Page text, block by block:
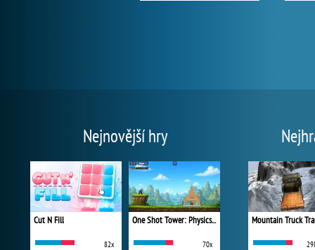
Nejnovější hry
Cut N Fill
82x
One Shot Tower: Physics Destroyer
70x
Mountain Truck